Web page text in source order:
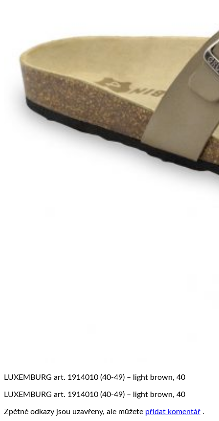
LUXEMBURG art. 1914010 (40-49) – light brown, 40
LUXEMBURG art. 1914010 (40-49) – light brown, 40
Zpětné odkazy jsou uzavřeny, ale můžete přidat komentář .